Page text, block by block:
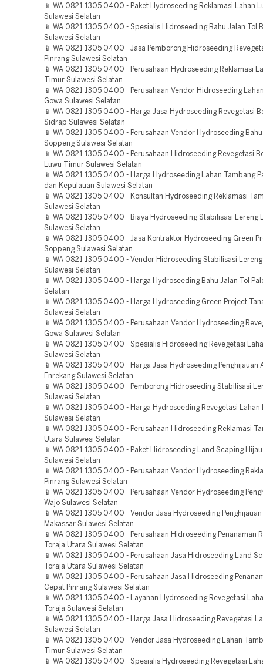
📱 WA 0821 1305 0400 - Paket Hydroseeding Reklamasi Lahan
Sulawesi Selatan
📱 WA 0821 1305 0400 - Spesialis Hidroseeding Bahu Jalan Tol
Sulawesi Selatan
📱 WA 0821 1305 0400 - Jasa Pemborong Hidroseeding
Pinrang Sulawesi Selatan
📱 WA 0821 1305 0400 - Perusahaan Hydroseeding Reklamasi
Timur Sulawesi Selatan
📱 WA 0821 1305 0400 - Perusahaan Vendor Hidroseeding
Gowa Sulawesi Selatan
📱 WA 0821 1305 0400 - Harga Jasa Hydroseeding Revegetasi
Sidrap Sulawesi Selatan
📱 WA 0821 1305 0400 - Perusahaan Vendor Hydroseeding
Soppeng Sulawesi Selatan
📱 WA 0821 1305 0400 - Perusahaan Hidroseeding Revegetasi
Luwu Timur Sulawesi Selatan
📱 WA 0821 1305 0400 - Harga Hydroseeding Lahan Tambang
dan Kepulauan Sulawesi Selatan
📱 WA 0821 1305 0400 - Konsultan Hydroseeding Reklamasi
Sulawesi Selatan
📱 WA 0821 1305 0400 - Biaya Hydroseeding Stabilisasi Lereng
Sulawesi Selatan
📱 WA 0821 1305 0400 - Jasa Kontraktor Hydroseeding Green
Soppeng Sulawesi Selatan
📱 WA 0821 1305 0400 - Vendor Hidroseeding Stabilisasi
Sulawesi Selatan
📱 WA 0821 1305 0400 - Harga Hydroseeding Bahu Jalan Tol
Selatan
📱 WA 0821 1305 0400 - Harga Hydroseeding Green Project
Sulawesi Selatan
📱 WA 0821 1305 0400 - Perusahaan Vendor Hydroseeding
Gowa Sulawesi Selatan
📱 WA 0821 1305 0400 - Spesialis Hidroseeding Revegetasi
Sulawesi Selatan
📱 WA 0821 1305 0400 - Harga Jasa Hydroseeding Penghijauan
Enrekang Sulawesi Selatan
📱 WA 0821 1305 0400 - Pemborong Hidroseeding Stabilisasi
Sulawesi Selatan
📱 WA 0821 1305 0400 - Harga Hydroseeding Revegetasi Lahan
Sulawesi Selatan
📱 WA 0821 1305 0400 - Perusahaan Hidroseeding Reklamasi
Utara Sulawesi Selatan
📱 WA 0821 1305 0400 - Paket Hidroseeding Land Scaping Hijau
Sulawesi Selatan
📱 WA 0821 1305 0400 - Perusahaan Vendor Hydroseeding
Pinrang Sulawesi Selatan
📱 WA 0821 1305 0400 - Perusahaan Vendor Hydroseeding
Wajo Sulawesi Selatan
📱 WA 0821 1305 0400 - Vendor Jasa Hydroseeding Penghijauan
Makassar Sulawesi Selatan
📱 WA 0821 1305 0400 - Perusahaan Hidroseeding Penanaman
Toraja Utara Sulawesi Selatan
📱 WA 0821 1305 0400 - Perusahaan Jasa Hidroseeding Land
Toraja Utara Sulawesi Selatan
📱 WA 0821 1305 0400 - Perusahaan Jasa Hidroseeding
Cepat Pinrang Sulawesi Selatan
📱 WA 0821 1305 0400 - Layanan Hydroseeding Revegetasi
Toraja Sulawesi Selatan
📱 WA 0821 1305 0400 - Harga Jasa Hidroseeding Revegetasi
Sulawesi Selatan
📱 WA 0821 1305 0400 - Vendor Jasa Hydroseeding Lahan
Timur Sulawesi Selatan
📱 WA 0821 1305 0400 - Spesialis Hydroseeding Revegetasi